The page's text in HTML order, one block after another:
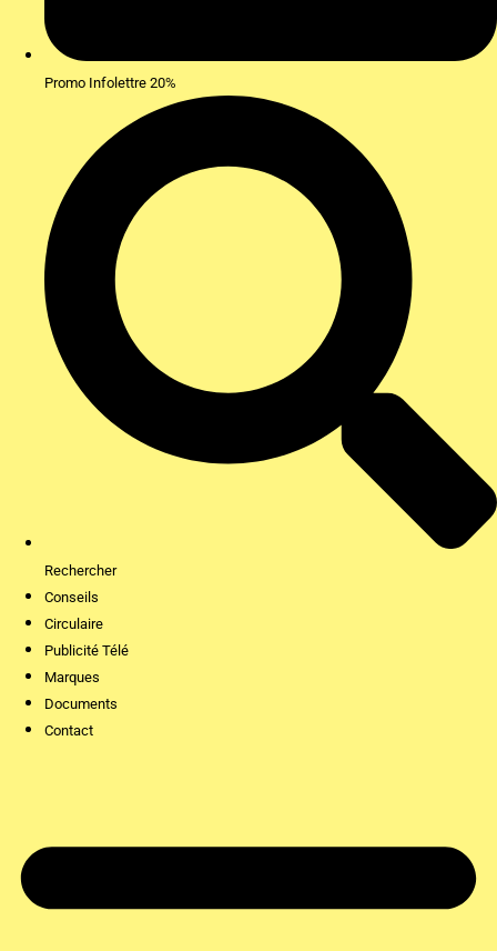
Promo Infolettre 20%
Rechercher
Conseils
Circulaire
Publicité Télé
Marques
Documents
Contact